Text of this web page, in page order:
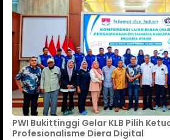
PWI Bukittinggi Gelar KLB Pilih
Profesionalisme Diera Digital